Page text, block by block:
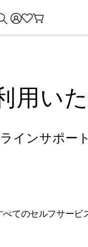
用い
インサポー
てのセルフサービ